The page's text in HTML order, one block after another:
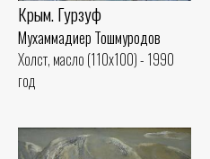
Крым. Гурзуф
Мухаммадиер Тошмуродов
Холст, масло (110x100) - 1990
год